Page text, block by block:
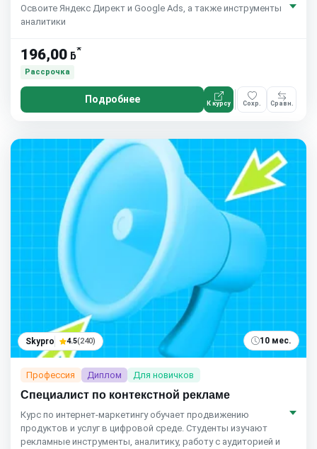
Освоите Яндекс Директ и Google Ads, а также инструменты
аналитики
196,00 ƃ*
Рассрочка
Подробнее К курсу Сохр. Сравн.
Skypro 4.5(240) 10 мес.
Профессия Диплом Для новичков
Специалист по контекстной рекламе
Курс по интернет‑маркетингу обучает продвижению
продуктов и услуг в цифровой среде. Студенты изучают
рекламные инструменты, аналитику, работу с аудиторией и